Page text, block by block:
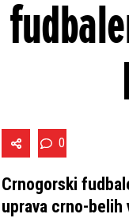
0
Crnogorski
uprava crno-belih